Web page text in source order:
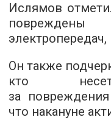
Ислямов
Он также
кто несет
за
что накануне